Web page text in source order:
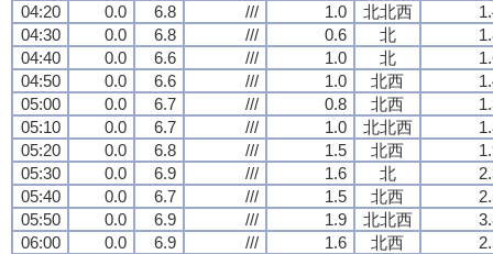
04:20
0.0 6.8 /// 1.0 北北西
04:30
0.0 6.8 /// 0.6 北
04:40
0.0 6.6 /// 1.0 北
04:50
0.0 6.6 /// 1.0 北西
05:00
0.0 6.7 /// 0.8 北西
05:10
0.0 6.7 /// 1.0 北北西
05:20
0.0 6.8 /// 1.5 北西
05:30
0.0 6.9 /// 1.6 北
05:40
0.0 6.7 /// 1.5 北西
05:50
0.0 6.9 /// 1.9 北北西
06:00
0.0 6.9 /// 1.6 北西